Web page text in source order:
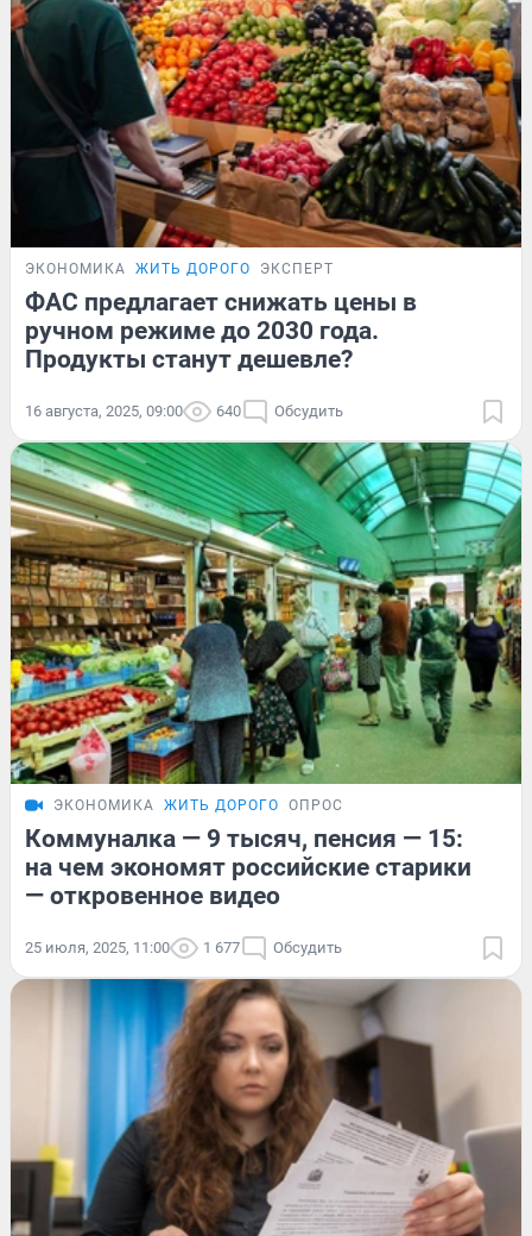
ЭКОНОМИКА ЖИТЬ ДОРОГО ЭКСПЕРТ
ФАС предлагает снижать цены в
ручном режиме до 2030 года.
Продукты станут дешевле?
16 августа, 2025, 09:00 640 Обсудить
ЭКОНОМИКА ЖИТЬ ДОРОГО ОПРОС
Коммуналка — 9 тысяч, пенсия — 15:
на чем экономят российские старики
— откровенное видео
25 июля, 2025, 11:00 1 677 Обсудить